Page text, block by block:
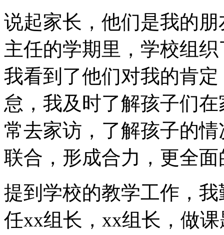
说起家长，他们是我的
主任的学期里，学校组
我看到了他们对我的肯
怠，我及时了解孩子们
常去家访，了解孩子的
联合，形成合力，更全
提到学校的教学工作，
任xx组长，xx组长，做